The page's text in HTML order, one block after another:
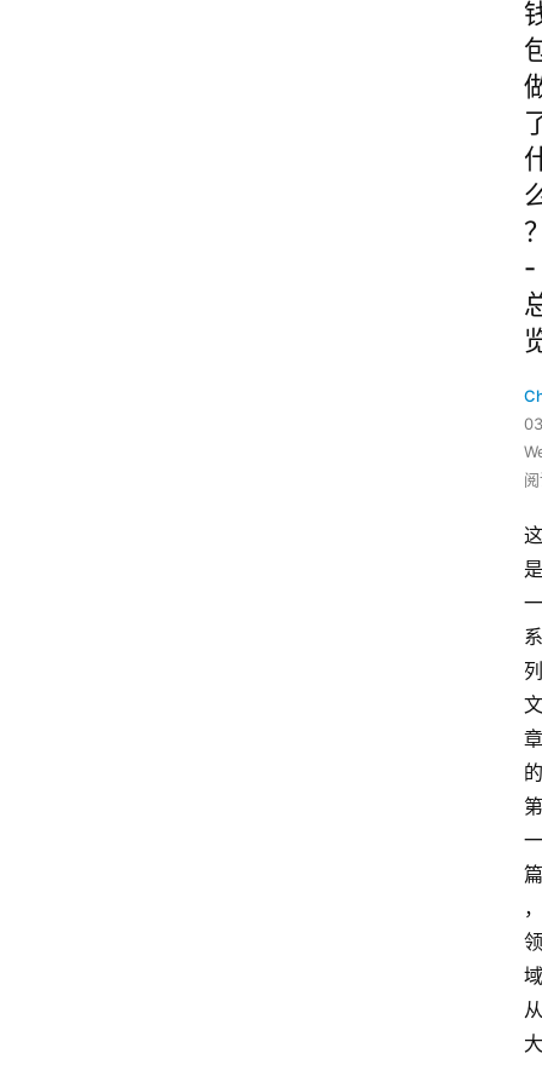
-
这
是
一
系
列
文
章
的
第
一
篇
，
领
域
从
大